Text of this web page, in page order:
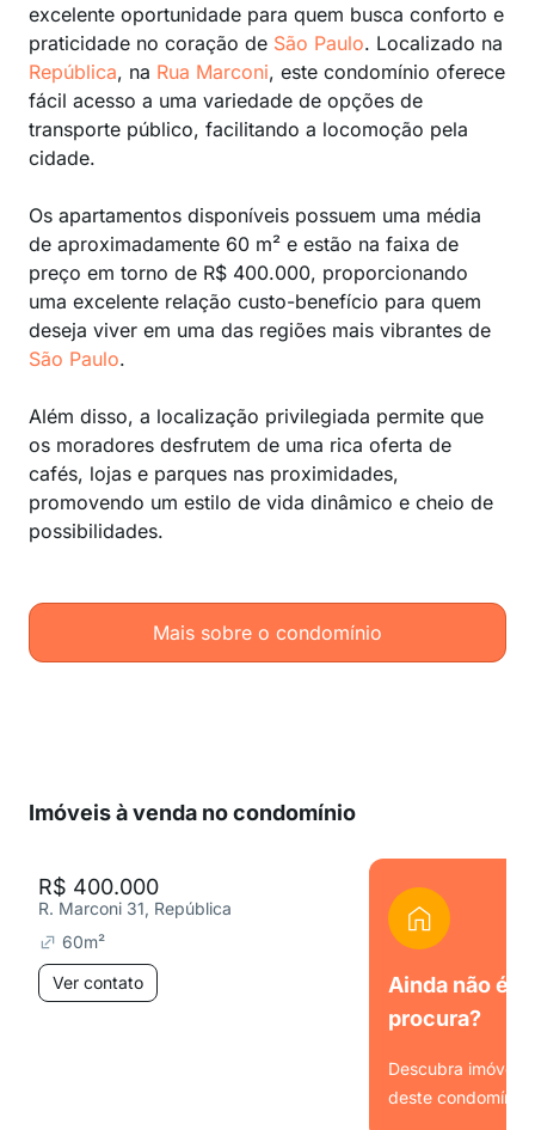
excelente oportunidade para quem busca conforto e
praticidade no coração de São Paulo. Localizado na
República, na Rua Marconi, este condomínio oferece
fácil acesso a uma variedade de opções de
transporte público, facilitando a locomoção pela
cidade.
Os apartamentos disponíveis possuem uma média
de aproximadamente 60 m² e estão na faixa de
preço em torno de R$ 400.000, proporcionando
uma excelente relação custo-benefício para quem
deseja viver em uma das regiões mais vibrantes de
São Paulo.
Além disso, a localização privilegiada permite que
os moradores desfrutem de uma rica oferta de
cafés, lojas e parques nas proximidades,
promovendo um estilo de vida dinâmico e cheio de
possibilidades.
Mais sobre o condomínio
Imóveis à venda no condomínio
R$ 400.000
R. Marconi 31, República
60m²
Ver contato
Ainda não é
procura?
Descubra imóveis
deste condomínio.